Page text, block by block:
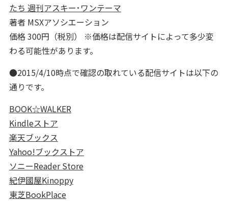
たち 週刊アスキー･ワンテーマ
著者 MSXアソシエーション
価格 300円（税別） ※価格は配信サイトによって多少変
わる可能性があります。
●2015/4/10時点で確認の取れている配信サイトは以下の
通りです。
BOOK☆WALKER
Kindleストア
楽天ブックス
Yahoo!ブックストア
ソニーReader Store
紀伊國屋Kinoppy
東芝BookPlace